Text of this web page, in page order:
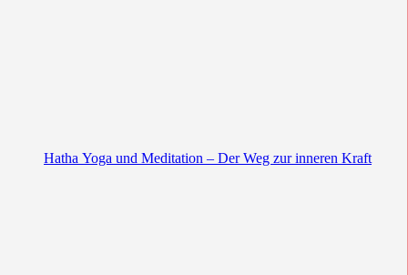
Hatha Yoga und Meditation – Der Weg zur inneren Kraft